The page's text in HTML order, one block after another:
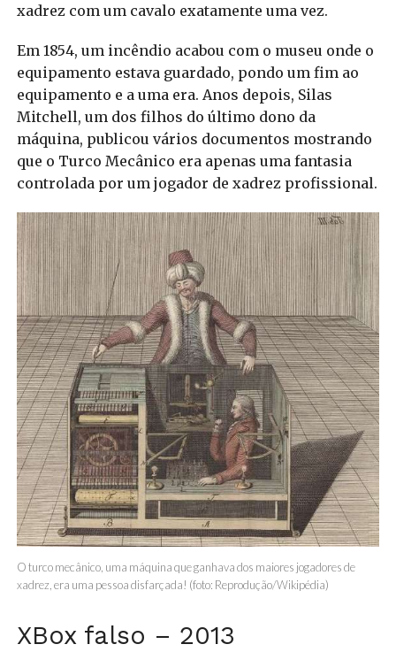
xadrez com um cavalo exatamente uma vez.
Em 1854, um incêndio acabou com o museu onde o
equipamento estava guardado, pondo um fim ao
equipamento e a uma era. Anos depois, Silas
Mitchell, um dos filhos do último dono da
máquina, publicou vários documentos mostrando
que o Turco Mecânico era apenas uma fantasia
controlada por um jogador de xadrez profissional.
O turco mecânico, uma máquina que ganhava dos maiores jogadores de
xadrez, era uma pessoa disfarçada! (foto: Reprodução/Wikipédia)
XBox falso – 2013